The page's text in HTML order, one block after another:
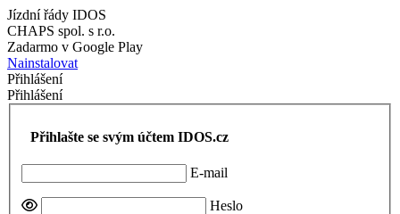
Jízdní řády IDOS
CHAPS spol. s r.o.
Zadarmo v Google Play
Nainstalovat
Přihlášení
Přihlášení
Přihlašte se svým účtem IDOS.cz
E-mail
Heslo